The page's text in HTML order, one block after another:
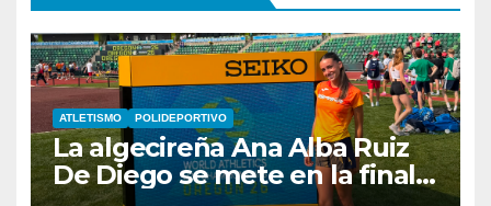
ATLETISMO POLIDEPORTIVO
La algecireña Ana Alba Ruiz
De Diego se mete en la final